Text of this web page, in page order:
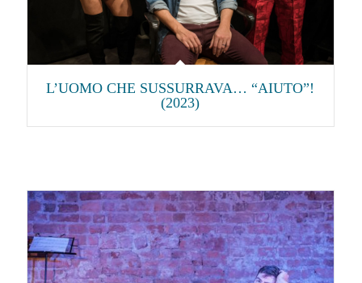
L’UOMO CHE SUSSURRAVA… “AIUTO”!
(2023)